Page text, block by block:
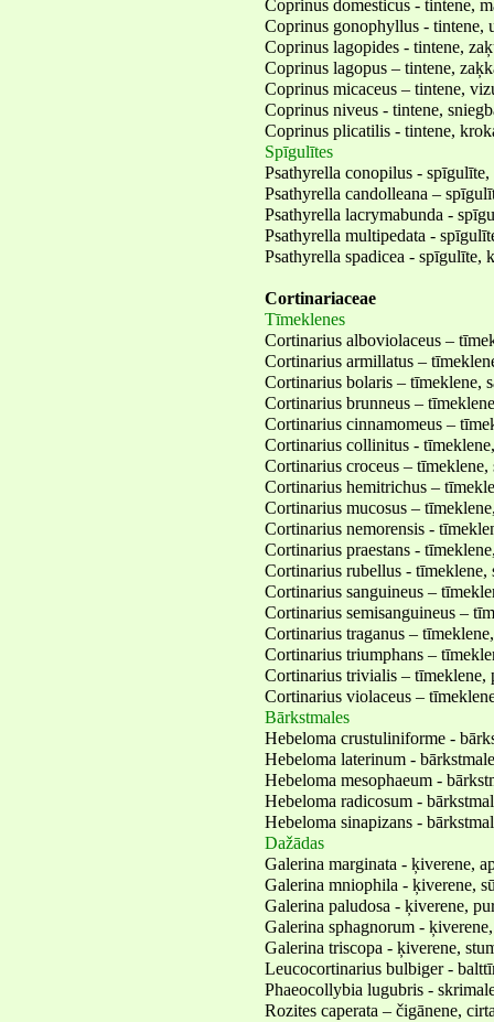
Coprinus domesticus - tintene,
Coprinus gonophyllus - tintene,
Coprinus lagopides - tintene,
Coprinus lagopus – tintene,
Coprinus micaceus – tintene,
Coprinus niveus - tintene,
Coprinus plicatilis - tintene,
Spīgulītes
Psathyrella conopilus - spīgulīte,
Psathyrella candolleana –
Psathyrella lacrymabunda -
Psathyrella multipedata -
Psathyrella spadicea - spīgulīte,
Cortinariaceae
Tīmeklenes
Cortinarius alboviolaceus –
Cortinarius armillatus –
Cortinarius bolaris – tīmeklene,
Cortinarius brunneus –
Cortinarius cinnamomeus –
Cortinarius collinitus -
Cortinarius croceus – tīmeklene,
Cortinarius hemitrichus –
Cortinarius mucosus –
Cortinarius nemorensis -
Cortinarius praestans -
Cortinarius rubellus - tīmeklene,
Cortinarius sanguineus –
Cortinarius semisanguineus –
Cortinarius traganus –
Cortinarius triumphans –
Cortinarius trivialis – tīmeklene,
Cortinarius violaceus –
Bārkstmales
Hebeloma crustuliniforme -
Hebeloma laterinum -
Hebeloma mesophaeum -
Hebeloma radicosum -
Hebeloma sinapizans -
Dažādas
Galerina marginata - ķiverene,
Galerina mniophila - ķiverene,
Galerina paludosa - ķiverene,
Galerina sphagnorum -
Galerina triscopa - ķiverene,
Leucocortinarius bulbiger -
Phaeocollybia lugubris -
Rozites caperata – čigānene,